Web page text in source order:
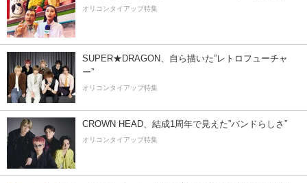
オリコンタイアップ特集
SUPER★DRAGON、自ら描いた”レトロフューチャ
ー”
オリコンタイアップ特集
CROWN HEAD、結成1周年で見えた”バンドらしさ”
オリコンタイアップ特集